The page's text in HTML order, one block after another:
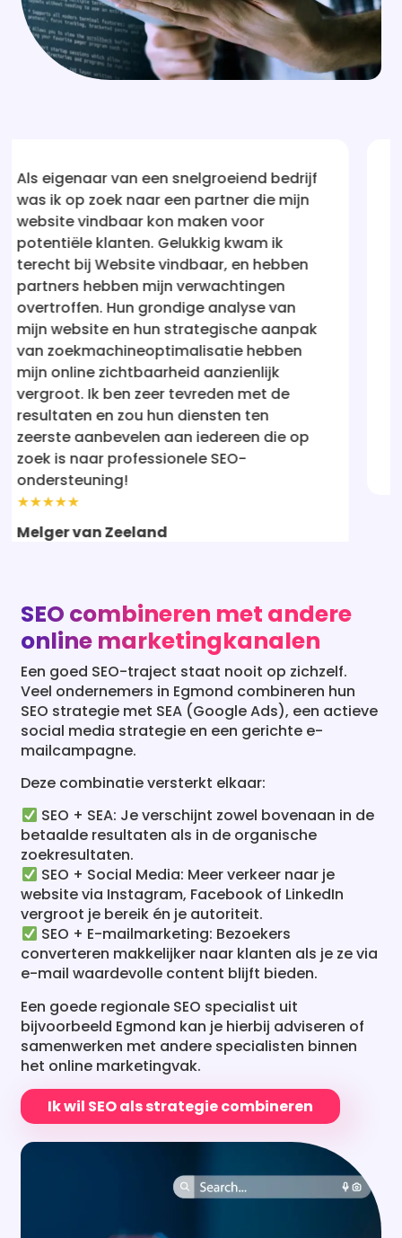
bedrijf
die mijn
ik
hebben
van
aanpak
hebben
de
ten
die op
Na talloze teleurstellingen met
bedrijven die beweerden mijn
vindbaar te maken, was ik
sceptisch. Maar Website
mijn vertrouwen hersteld! Hun
holistisch en resultaatgericht.
staat nu waar ik altijd wilde dat
zijn - voor de ogen van potentiële
klanten. Ik ben erg onder de
hun service aan iedereen
serieus is over online succes.
★★★★★
Rebecca
online marketingkanalen
Een goed SEO-traject staat nooit op zichzelf.
Veel ondernemers in Egmond combineren hun
SEO strategie met SEA (Google Ads), een actieve
social media strategie en een gerichte e-
mailcampagne.
Deze combinatie versterkt elkaar:
SEO + SEA: Je verschijnt zowel bovenaan in de
zoekresultaten.
SEO + Social Media: Meer verkeer naar je
website via Instagram, Facebook of LinkedIn
vergroot je bereik én je autoriteit.
SEO + E-mailmarketing: Bezoekers
converteren makkelijker naar klanten als je ze via
e-mail waardevolle content blijft bieden.
Een goede regionale SEO specialist uit
bijvoorbeeld Egmond kan je hierbij adviseren of
samenwerken met andere specialisten binnen
het online marketingvak.
Ik wil SEO als strategie combineren